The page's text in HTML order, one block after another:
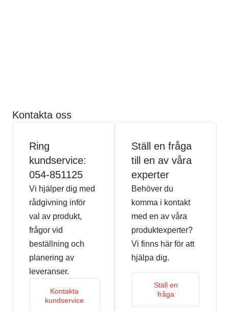
Kontakta oss
Ring
kundservice:
054-851125
Vi hjälper dig med
rådgivning inför
val av produkt,
frågor vid
beställning och
planering av
leveranser.
Kontakta
kundservice
Ställ en fråga
till en av våra
experter
Behöver du
komma i kontakt
med en av våra
produktexperter?
Vi finns här för att
hjälpa dig.
Ställ en
fråga